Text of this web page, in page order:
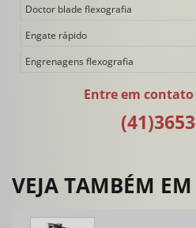
Doctor blade flexografia
Engate rápido
Engrenagens flexografia
Impressora flexográfica
Impressora flexográfica 8 cores
Impressora flexográfica duas cores
Entre em
VEJA TAMBÉM